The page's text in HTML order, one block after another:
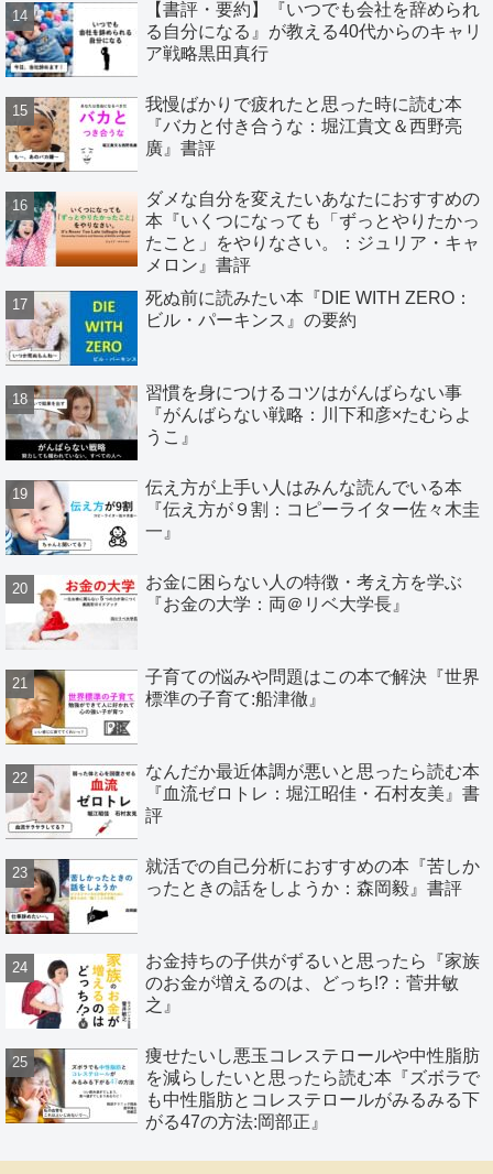
【書評・要約】『いつでも会社を辞められ
る自分になる』が教える40代からのキャリ
ア戦略黒田真行
我慢ばかりで疲れたと思った時に読む本
『バカと付き合うな：堀江貴文＆西野亮
廣』書評
ダメな自分を変えたいあなたにおすすめの
本『いくつになっても「ずっとやりたかっ
たこと」をやりなさい。：ジュリア・キャ
メロン』書評
死ぬ前に読みたい本『DIE WITH ZERO：
ビル・パーキンス』の要約
習慣を身につけるコツはがんばらない事
『がんばらない戦略：川下和彦×たむらよ
うこ』
伝え方が上手い人はみんな読んでいる本
『伝え方が９割：コピーライター佐々木圭
一』
お金に困らない人の特徴・考え方を学ぶ
『お金の大学：両＠リベ大学長』
子育ての悩みや問題はこの本で解決『世界
標準の子育て:船津徹』
なんだか最近体調が悪いと思ったら読む本
『血流ゼロトレ：堀江昭佳・石村友美』書
評
就活での自己分析におすすめの本『苦しか
ったときの話をしようか：森岡毅』書評
お金持ちの子供がずるいと思ったら『家族
のお金が増えるのは、どっち!?：菅井敏
之』
痩せたいし悪玉コレステロールや中性脂肪
を減らしたいと思ったら読む本『ズボラで
も中性脂肪とコレステロールがみるみる下
がる47の方法:岡部正』